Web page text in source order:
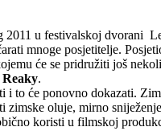
2011 u festivalskoj dvorani
mnoge posjetitelje.
će se pridružiti još
.
će ponovno dokazati.
oluje, mirno
koristi u filmskoj